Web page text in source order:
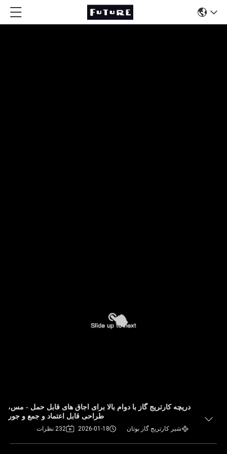
دریچه کارتریج گاز با دوام بالا برای اجاق های قابل حمل - مس،
طراحی قابل اعتماد و جمع و جور
شیر کارتریج گاز بوتان 2026-01-18 232 نظرات